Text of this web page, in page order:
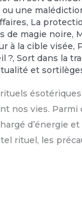
une
, ‎La
de magie noire,
à la cible visée,
?,Sort dans la
et
nos vies.
d’énergie
rituel, les